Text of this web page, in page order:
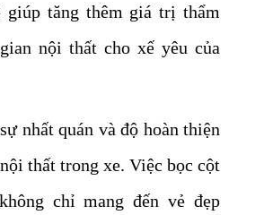
giúp tăng thêm giá trị thẩm
nội thất cho xế yêu của
nhất quán và độ hoàn thiện
thất trong xe. Việc bọc cột
chỉ mang đến vẻ đẹp